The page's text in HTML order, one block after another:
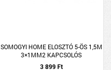
SOMOGYI HOME ELOSZTÓ 5-ÖS 1,5M
3×1MM2 KAPCSOLÓS
3 899 Ft